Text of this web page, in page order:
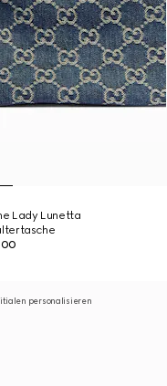
Lady Lunetta
personalisieren